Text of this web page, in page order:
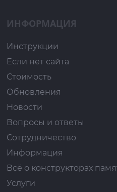
ИНФОРМАЦИЯ
Инструкции
Если нет сайта
Стоимость
Обновления
Новости
Вопросы и ответы
Сотрудничество
Информация
Всё о конструкторах
Услуги